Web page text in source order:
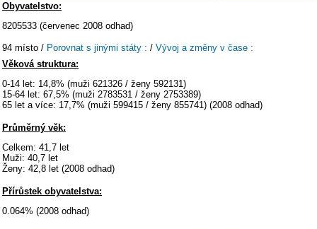
Obyvatelstvo:
8205533 (červenec 2008 odhad)
94 místo / Porovnat s jinými státy : / Vývoj a změny v čase :
Věková struktura:
0-14 let: 14,8% (muži 621326 / ženy 592131)
15-64 let: 67,5% (muži 2783531 / ženy 2753389)
65 let a více: 17,7% (muži 599415 / ženy 855741) (2008 odhad)
Průměrný věk:
Celkem: 41,7 let
Muži: 40,7 let
Ženy: 42,8 let (2008 odhad)
Přírůstek obyvatelstva:
0.064% (2008 odhad)